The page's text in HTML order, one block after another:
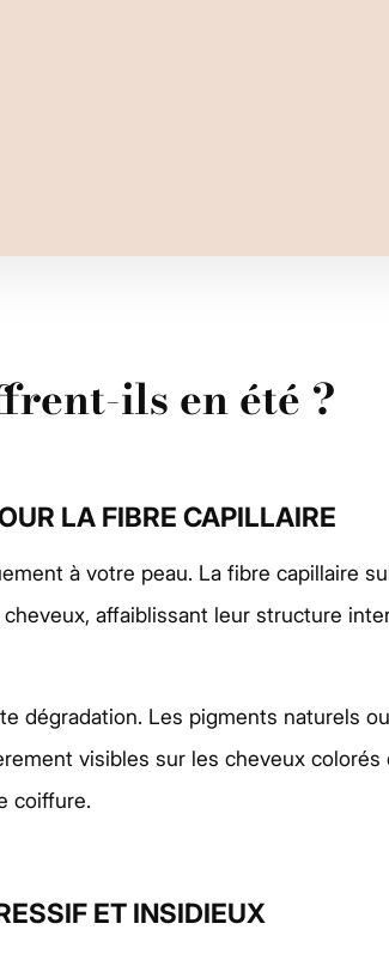
ils en été ?
LA FIBRE CAPILLAIRE
à votre peau. La fibre capillaire
affaiblissant leur structure
dégradation. Les pigments naturels
visibles sur les cheveux
coiffure.
ET INSIDIEUX